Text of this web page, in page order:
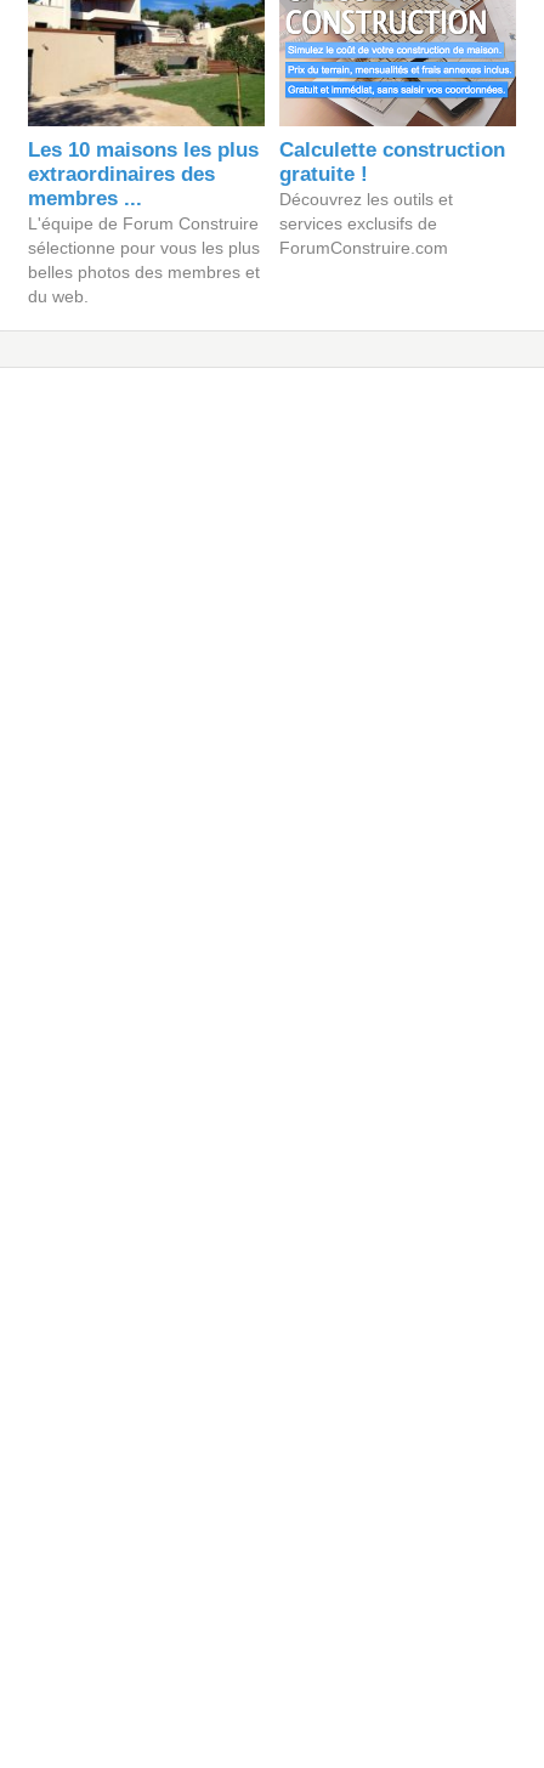
Les 10 maisons les plus
extraordinaires des
membres ...
L'équipe de Forum Construire
sélectionne pour vous les plus
belles photos des membres et
du web.
Calculette construction
gratuite !
Découvrez les outils et
services exclusifs de
ForumConstruire.com